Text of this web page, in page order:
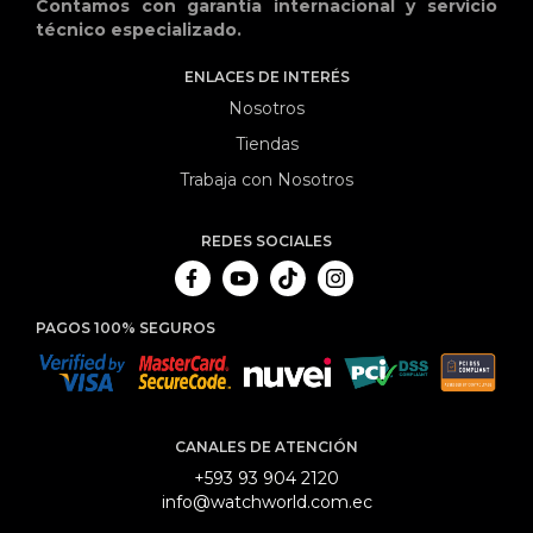
Contamos con garantía internacional y servicio
técnico especializado.
ENLACES DE INTERÉS
Nosotros
Tiendas
Trabaja con Nosotros
REDES SOCIALES
PAGOS 100% SEGUROS
CANALES DE ATENCIÓN
+593 93 904 2120
info@watchworld.com.ec